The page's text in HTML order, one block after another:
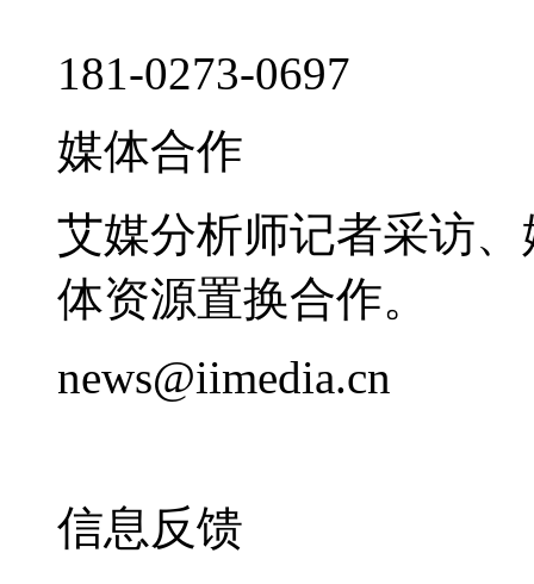
181-0273-0697
媒体合作
艾媒分析师记者采访
体资源置换合作。
news@iimedia.cn
信息反馈